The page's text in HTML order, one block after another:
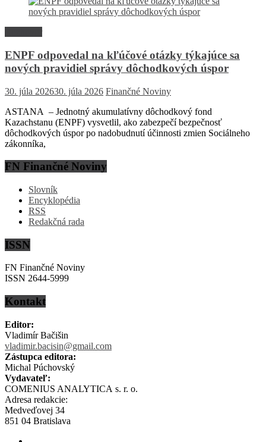
ENPF odpovedal na kľúčové otázky týkajúce sa
nových pravidiel správy dôchodkových úspor
30. júla 202630. júla 2026 Finančné Noviny
ASTANA – Jednotný akumulatívny dôchodkový fond
Kazachstanu (ENPF) vysvetlil, ako zabezpečí bezpečnosť
dôchodkových úspor po nadobudnutí účinnosti zmien Sociálneho
zákonníka,
FN Finančné Noviny
Slovník
Encyklopédia
RSS
Redakčná rada
ISSN
FN Finančné Noviny
ISSN 2644-5999
Kontakt
Editor:
Vladimír Bačišin
vladimir.bacisin@gmail.com
Zástupca editora:
Michal Púchovský
Vydavateľ:
COMENIUS ANALYTICA s. r. o.
Adresa redakcie:
Medveďovej 34
851 04 Bratislava